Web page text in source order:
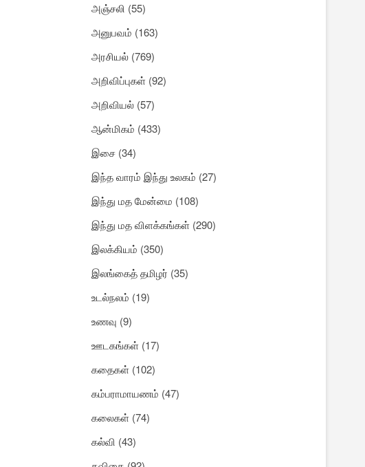
அஞ்சலி (55)
அனுபவம் (163)
அரசியல் (769)
அறிவிப்புகள் (92)
அறிவியல் (57)
ஆன்மிகம் (433)
இசை (34)
இந்த வாரம் இந்து உலகம் (27)
இந்து மத மேன்மை (108)
இந்து மத விளக்கங்கள் (290)
இலக்கியம் (350)
இலங்கைத் தமிழர் (35)
உடல்நலம் (19)
உணவு (9)
ஊடகங்கள் (17)
கதைகள் (102)
கம்பராமாயணம் (47)
கலைகள் (74)
கல்வி (43)